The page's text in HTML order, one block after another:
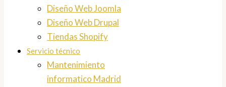
Diseño Web Joomla
Diseño Web Drupal
Tiendas Shopify
Servicio técnico
Mantenimiento
informatico Madrid